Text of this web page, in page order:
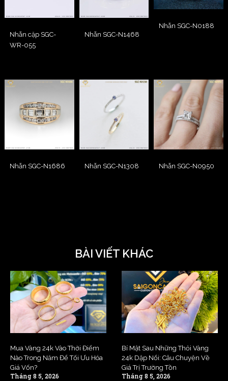
Nhẫn cặp SGC-
WR-055
Nhẫn SGC-N1468
Nhẫn SGC-N0188
Nhẫn SGC-N1686 Nhẫn SGC-N1308 Nhẫn SGC-N0950
BÀI VIẾT KHÁC
Mua Vàng 24k Vào Thời Điểm
Nào Trong Năm Để Tối Ưu Hóa
Giá Vốn?
Tháng 8 5, 2026
Bí Mật Sau Những Thỏi Vàng
24k Dập Nổi: Câu Chuyện Về
Giá Trị Trường Tồn
Tháng 8 5, 2026